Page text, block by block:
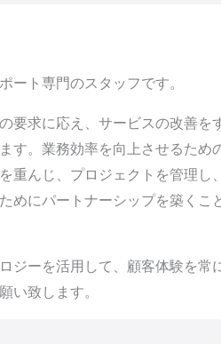
ート専門のスタッフです。
要求に応え、サービスの改善
す。業務効率を向上させるため
重んじ、プロジェクトを管理
めにパートナーシップを築くこ
ジーを活用して、顧客体験を
い致します。